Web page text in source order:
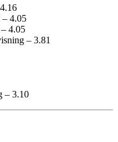
– 4.05
4.05
– 3.81
– 3.10